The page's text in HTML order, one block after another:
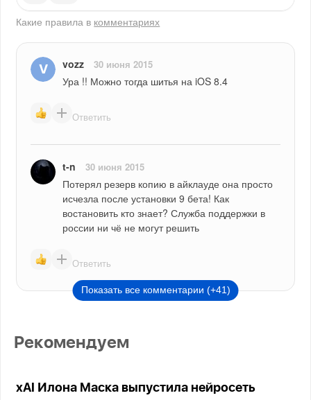
Какие правила в комментариях
vozz 30 июня 2015
Ура !! Можно тогда шитья на iOS 8.4
Ответить
t-n 30 июня 2015
Потерял резерв копию в айклауде она просто
исчезла после установки 9 бета! Как
востановить кто знает? Служба поддержки в
россии ни чё не могут решить
Ответить
Показать все комментарии (+41)
Рекомендуем
xAI Илона Маска выпустила нейросеть